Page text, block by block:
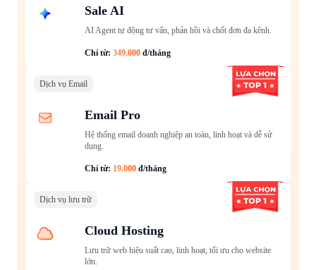
Sale AI
AI Agent tự động tư vấn, phản hồi và chốt đơn đa kênh.
Chỉ từ: 349.000 đ/tháng
Dịch vụ Email
Email Pro
Hệ thống email doanh nghiệp an toàn, linh hoạt và dễ sử
dụng.
Chỉ từ: 19.000 đ/tháng
Dịch vụ lưu trữ
Cloud Hosting
Lưu trữ web hiệu suất cao, linh hoạt, tối ưu cho website
lớn.